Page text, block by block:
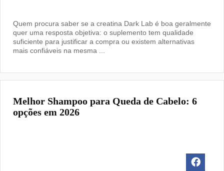
Quem procura saber se a creatina Dark Lab é boa geralmente
quer uma resposta objetiva: o suplemento tem qualidade
suficiente para justificar a compra ou existem alternativas
mais confiáveis na mesma ...
Melhor Shampoo para Queda de Cabelo: 6
opções em 2026